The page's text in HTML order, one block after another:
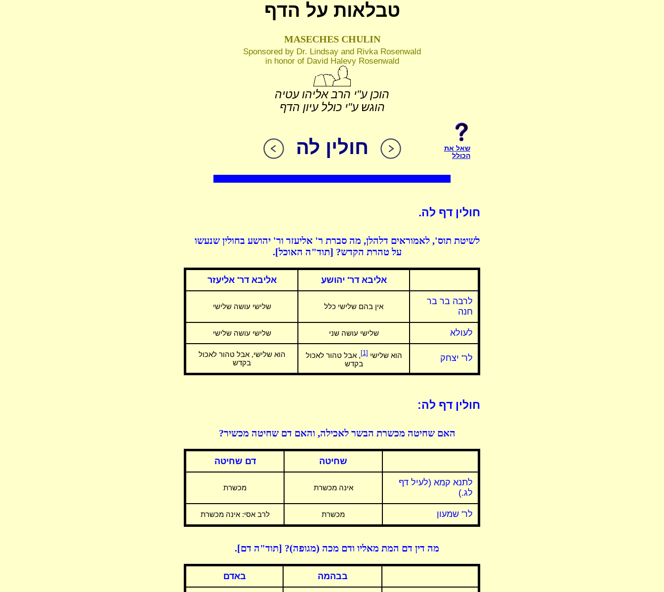
טבלאות על הדף
MASECHES CHULIN
Sponsored by Dr. Lindsay and Rivka Rosenwald
in honor of David Halevy Rosenwald
הוכן ע"י הרב אליהו עטיה
הוגש ע"י כולל עיון הדף
חולין לה
שאל את
הכולל
חולין דף לה.
לשיטת תוס', לאמוראים דלהלן, מה סברת ר' אליעזר ור' יהושע בחולין שנעשו
על טהרת הקדש? [תוד"ה האוכל].
אליבא דר' יהושע אליבא דר' אליעזר
לרבה בר בר
חנה
אין בהם שלישי כלל שלישי עושה שלישי
לעולא שלישי עושה שני שלישי עושה שלישי
לר' יצחק הוא שלישי[1]
, אבל טהור לאכול
בקדש
הוא שלישי, אבל טהור לאכול
בקדש
חולין דף לה:
האם שחיטה מכשרת הבשר לאכילה, והאם דם שחיטה מכשיר?
שחיטה דם שחיטה
לתנא קמא (לעיל דף
לג.)
אינה מכשרת מכשרת
לר' שמעון מכשרת לרב אסי: אינה מכשרת
מה דין דם המת מאליו ודם מכה (מגופה)? [תוד"ה דם].
בבהמה באדם